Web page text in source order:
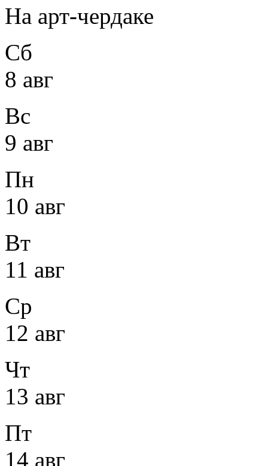
На арт-чердаке
Сб
8 авг
Вс
9 авг
Пн
10 авг
Вт
11 авг
Ср
12 авг
Чт
13 авг
Пт
14 авг